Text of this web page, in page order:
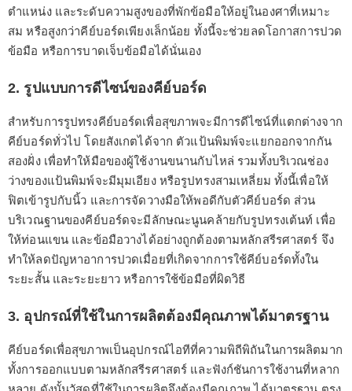
ตำแหน่ง และระดับความสูงของที่พักข้อมือให้อยู่ในองศาที่เหมาะ
สม หรือสูงกว่าคีย์บอร์ดเพียงเล็กน้อย ทั้งนี้จะช่วยลดโอกาสการปวด
ข้อมือ หรือการบาดเจ็บข้อมือได้นั่นเอง
2. รูปแบบการดีไซน์ของคีย์บอร์ด
สำหรับการรูปทรงคีย์บอร์ดเพื่อสุขภาพจะมีการดีไซน์ที่แตกต่างจาก
คีย์บอร์ดทั่วไป โดยสังเกตได้จาก ตัวแป้นพิมพ์จะแยกออกจากกัน
สองฝั่ง เพื่อทำให้มือของผู้ใช้งานขนานกับไหล่ รวมทั้งบริเวณช่อง
ว่างของแป้นพิมพ์จะมีมุมเอียง หรือรูปทรงสามเหลี่ยม ทั้งนี้เพื่อให้
ฟิตเข้ารูปกับนิ้ว และการจัดวางมือให้พอดีกับตัวคีย์บอร์ด ส่วน
บริเวณฐานของคีย์บอร์ดจะมีลักษณะนูนคล้ายกับรูปทรงเต้นท์ เพื่อ
ให้ท่อนแขน และข้อมือวางได้อย่างถูกต้องตามหลักสรีรศาสตร์ จึง
ทำให้ลดปัญหาอาการปวดเมื่อยที่เกิดจากการใช้คีย์บอร์ดทั้งใน
ระยะสั้น และระยะยาว หรือการใช้ข้อมือที่ผิดวิธี
3. อุปกรณ์ที่ใช้ในการผลิตต้องมีคุณภาพได้มาตรฐาน
คีย์บอร์ดเพื่อสุขภาพเป็นอุปกรณ์ไอทีที่ความพิถีพิถันในการผลิตมาก
ทั้งการออกแบบตามหลักสรีรศาสตร์ และฟังก์ชันการใช้งานที่หลาก